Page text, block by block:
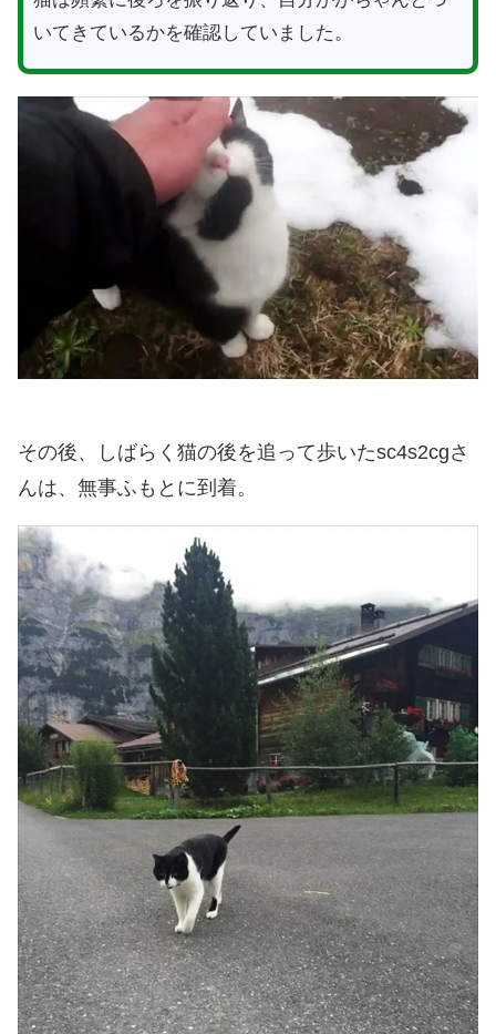
いてきているかを確認していました。
その後、しばらく猫の後を追って歩いたsc4s2cgさ
んは、無事ふもとに到着。